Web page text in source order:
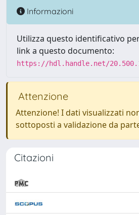
Informazioni
Utilizza questo identificativo
link a questo documento:
https://hdl.handle.net/
Attenzione
Attenzione! I dati visualizzati
sottoposti a validazione da
Citazioni